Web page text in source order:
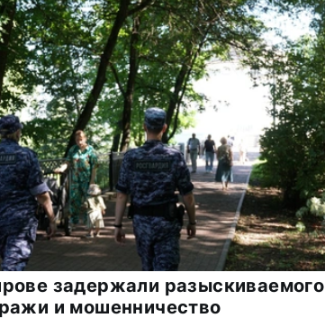
задержали разыскиваемого
и мошенничество